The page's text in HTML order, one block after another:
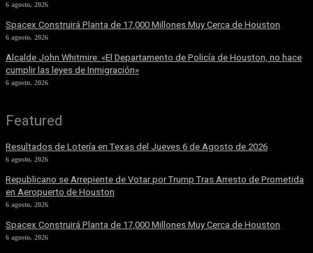
6 agosto, 2026
Spacex Construirá Planta de 17,000 Millones Muy Cerca de Houston
6 agosto, 2026
Alcalde John Whitmire: «El Departamento de Policía de Houston, no hace
cumplir las leyes de Inmigración»
6 agosto, 2026
Featured
Resultados de Lotería en Texas del Jueves 6 de Agosto de 2026
6 agosto, 2026
Republicano se Arrepiente de Votar por Trump Tras Arresto de Prometida
en Aeropuerto de Houston
6 agosto, 2026
Spacex Construirá Planta de 17,000 Millones Muy Cerca de Houston
6 agosto, 2026